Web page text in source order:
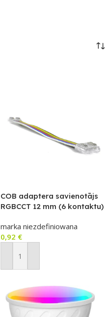
COB adaptera savienotājs
RGBCCT 12 mm (6 kontaktu)
marka niezdefiniowana
0,92 €
Pievienot Grozam